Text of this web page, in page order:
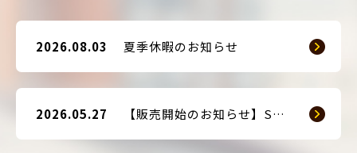
2026.08.03 夏季休暇のお知らせ
2026.05.27 【販売開始のお知らせ】SMART GUARD 3